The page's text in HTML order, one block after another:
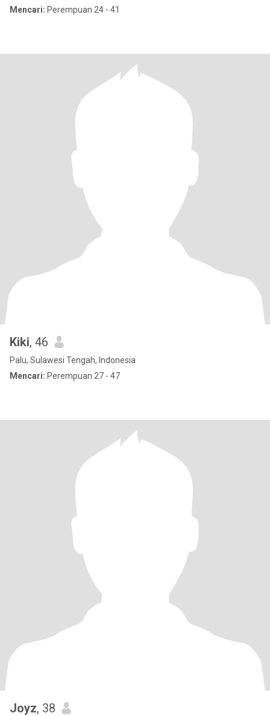
Mencari: Perempuan 24 - 41
Kiki, 46
Palu, Sulawesi Tengah, Indonesia
Mencari: Perempuan 27 - 47
Joyz, 38